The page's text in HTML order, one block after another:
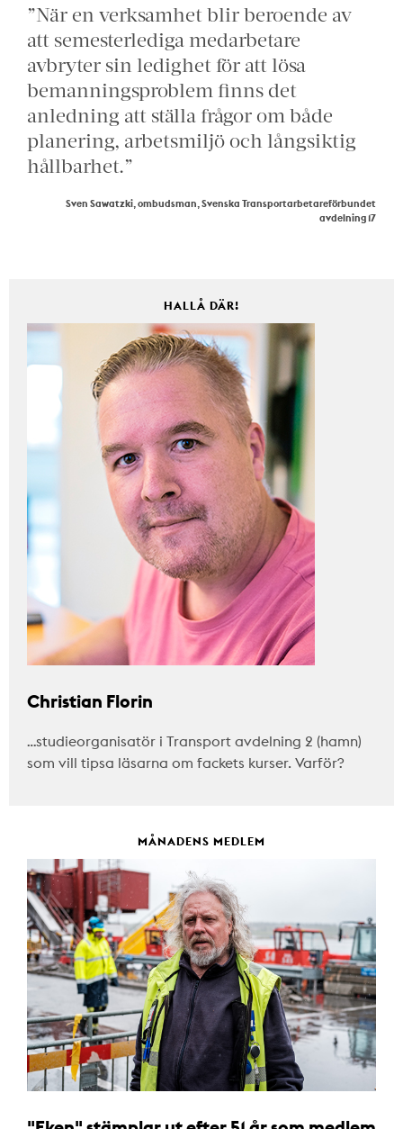
”När en verksamhet blir beroende av
att semesterlediga medarbetare
avbryter sin ledighet för att lösa
bemanningsproblem finns det
anledning att ställa frågor om både
planering, arbetsmiljö och långsiktig
hållbarhet.”
Sven Sawatzki, ombudsman, Svenska Transportarbetareförbundet
avdelning 17
HALLÅ DÄR!
Christian Florin
…studieorganisatör i Transport avdelning 2 (hamn)
som vill tipsa läsarna om fackets kurser. Varför?
MÅNADENS MEDLEM